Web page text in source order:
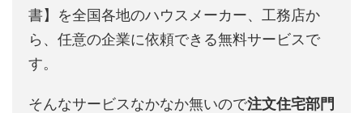
書】を全国各地のハウスメーカー、工務店か
ら、任意の企業に依頼できる無料サービスで
す。
そんなサービスなかなか無いので注文住宅部門